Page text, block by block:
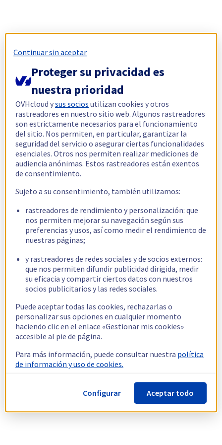
Continuar sin aceptar
Proteger su privacidad es
nuestra prioridad
OVHcloud ysus socios utilizan cookies y otros
rastreadores en nuestro sitio web. Algunos rastreadores
son estrictamente necesarios para el funcionamiento
del sitio. Nos permiten, en particular, garantizar la
seguridad del servicio o asegurar ciertas funcionalidades
esenciales. Otros nos permiten realizar mediciones de
audiencia anónimas. Estos rastreadores están exentos
de consentimiento.
Sujeto a su consentimiento, también utilizamos:
rastreadores de rendimiento y personalización: que
nos permiten mejorar su navegación según sus
preferencias y usos, así como medir el rendimiento de
nuestras páginas;
y rastreadores de redes sociales y de socios externos:
que nos permiten difundir publicidad dirigida, medir
su eficacia y compartir ciertos datos con nuestros
socios publicitarios y las redes sociales.
Puede aceptar todas las cookies, rechazarlas o
personalizar sus opciones en cualquier momento
haciendo clic en el enlace «Gestionar mis cookies»
accesible al pie de página.
Para más información, puede consultar nuestra política
de información y uso de cookies.
Configurar Aceptar todo